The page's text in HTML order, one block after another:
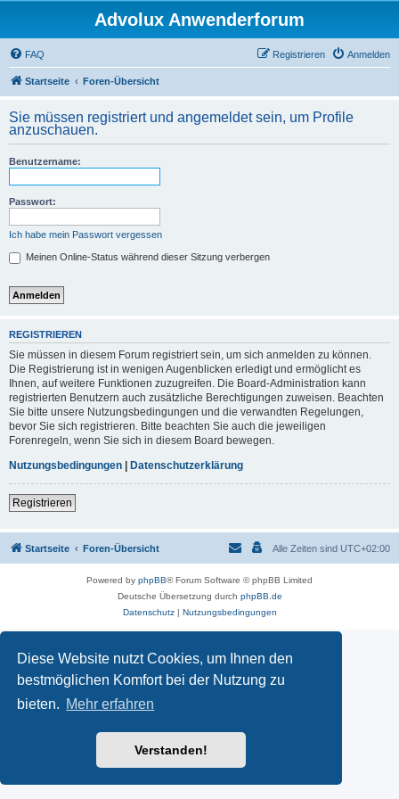
Diese Website nutzt Cookies, um Ihnen den
bestmöglichen Komfort bei der Nutzung zu
bieten. Mehr erfahren
Verstanden!
Advolux Anwenderforum
FAQ Anmelden
Registrieren
Startseite Foren-Übersicht
Sie müssen registriert und angemeldet sein, um Profile
anzuschauen.
Benutzername:
Passwort:
Ich habe mein Passwort vergessen
Meinen Online-Status während dieser Sitzung verbergen
REGISTRIEREN
Sie müssen in diesem Forum registriert sein, um sich anmelden zu können.
Die Registrierung ist in wenigen Augenblicken erledigt und ermöglicht es
Ihnen, auf weitere Funktionen zuzugreifen. Die Board-Administration kann
registrierten Benutzern auch zusätzliche Berechtigungen zuweisen. Beachten
Sie bitte unsere Nutzungsbedingungen und die verwandten Regelungen,
bevor Sie sich registrieren. Bitte beachten Sie auch die jeweiligen
Forenregeln, wenn Sie sich in diesem Board bewegen.
Nutzungsbedingungen
Datenschutzerklärung
Registrieren
Startseite Foren-Übersicht Alle Zeiten sind UTC+02:00
Powered by phpBB® Forum Software © phpBB Limited
Deutsche Übersetzung durch phpBB.de
Datenschutz| Nutzungsbedingungen